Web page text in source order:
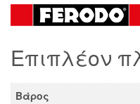
CBF
600
ABS
'07
Επιπλέον
Βάρος